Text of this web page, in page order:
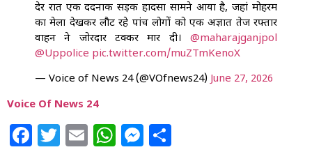
देर रात एक दर्दनाक सड़क हादसा सामने आया है, जहां मोहर्रम
का मेला देखकर लौट रहे पांच लोगों को एक अज्ञात तेज रफ्तार
वाहन ने जोरदार टक्कर मार दी। @maharajganjpol
@Uppolice pic.twitter.com/muZTmKenoX
— Voice of News 24 (@VOfnews24) June 27, 2026
Voice Of News 24
Facebook
Twitter
EmailWhatsApp
Messenger